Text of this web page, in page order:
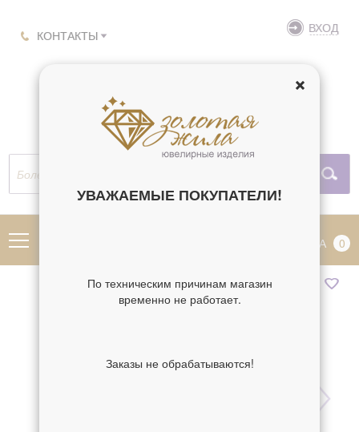
КОНТАКТЫ ВХОД
КОРЗИНА 0
УВАЖАЕМЫЕ ПОКУПАТЕЛИ!
По техническим причинам магазин
временно не работает.
Заказы не обрабатываются!